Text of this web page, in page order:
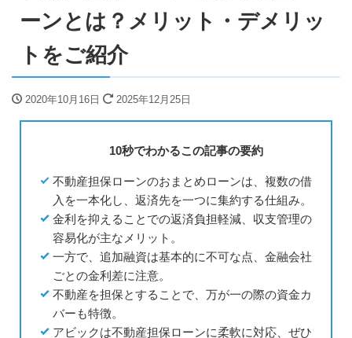
ーンとは？メリット・デメリッ
トをご紹介
2020年10月16日 2025年12月25日
10秒でわかるこの記事の要約
不動産担保ローンのおまとめローンは、複数の借
入を一本化し、返済先を一つに集約する仕組み。
金利を抑えることでの返済負担軽減、収支管理の
容易化が主なメリット。
一方で、追加融資は基本的に不可な点、金融会社
ごとの金利差に注意。
不動産を担保とすることで、万が一の際の資金カ
バーも特徴。
アビックは不動産担保ローンに柔軟に対応、ぜひ